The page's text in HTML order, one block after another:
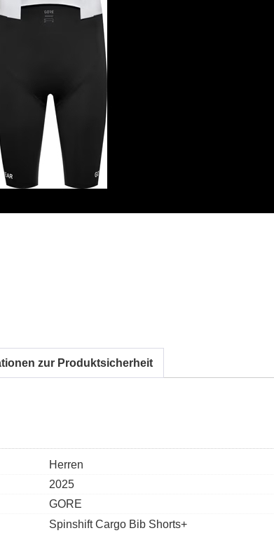
zur Produktsicherheit
Herren
2025
GORE
Spinshift Cargo Bib Shorts+